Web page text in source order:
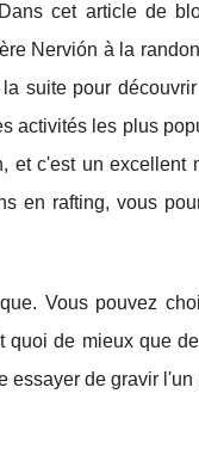
cet article de
Nervión à la
suite pour
activités les plus
et c'est un excellent
en rafting, vous
Vous pouvez
de mieux que
essayer de gravir